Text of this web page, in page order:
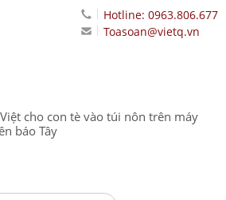
Hotline: 0963.806.677
Toasoan@vietq.vn
Việt cho con tè vào túi nôn trên máy
báo Tây